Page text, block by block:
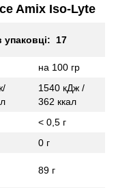
Amix Iso-Lyte
упаковці: 17
на 100 гр
1540 кДж /
362 ккал
< 0,5 г
0 г
89 г